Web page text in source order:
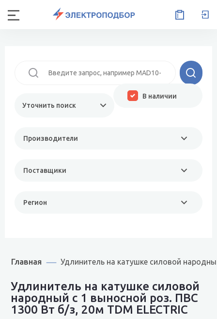
Уточнить поиск
Производители
Поставщики
Регион
В наличии
Главная Удлинитель на катушке силовой
Удлинитель на катушке силовой
народный с 1 выносной роз. ПВС
1300 Вт б/з, 20м TDM ELECTRIC